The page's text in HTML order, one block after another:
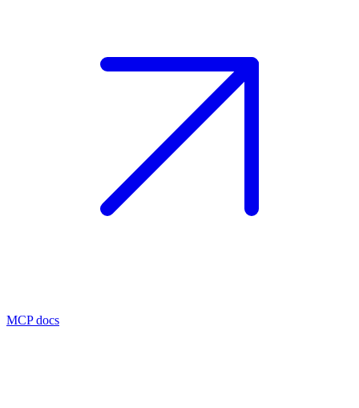
MCP docs